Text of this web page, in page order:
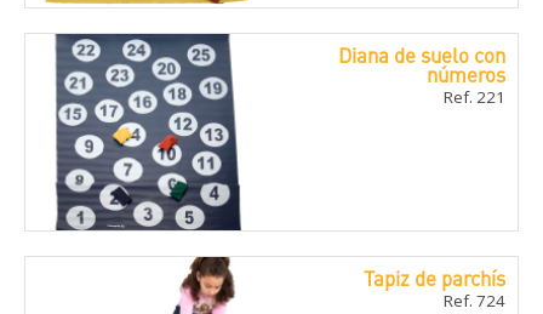
Diana de suelo con
números
Ref. 221
Tapiz de parchí­s
Ref. 724